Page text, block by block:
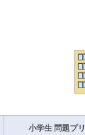
小学生 問題プ